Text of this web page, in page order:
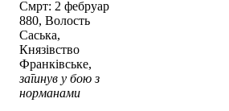
Смрт: 2 фебруар
880, Волость
Саська,
Князівство
Франківське,
загинув у бою з
норманами